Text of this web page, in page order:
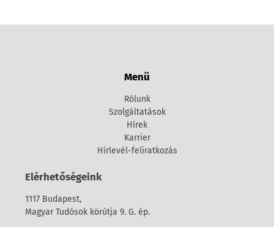
Menü
Rólunk
Szolgáltatások
Hírek
Karrier
Hírlevél-feliratkozás
Elérhetőségeink
1117 Budapest,
Magyar Tudósok körútja 9. G. ép.